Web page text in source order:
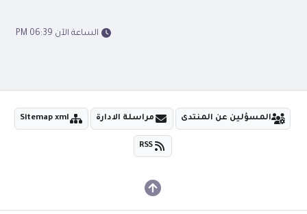
الساعة الآن 06:39 PM
المسؤلين عن المنتدى مراسلة الادارة Sitemap xml
RSS